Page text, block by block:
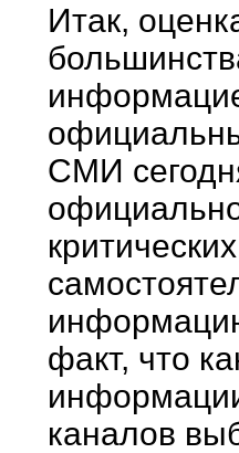
Итак,
СМИ
факт, что
каналов